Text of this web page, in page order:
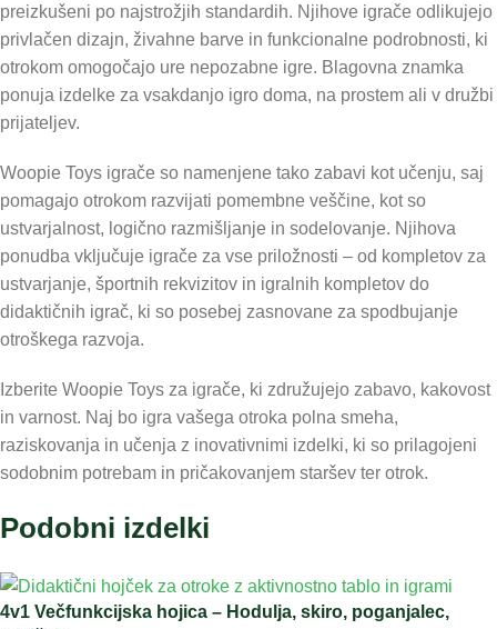
preizkušeni po najstrožjih standardih. Njihove igrače odlikujejo
privlačen dizajn, živahne barve in funkcionalne podrobnosti, ki
otrokom omogočajo ure nepozabne igre. Blagovna znamka
ponuja izdelke za vsakdanjo igro doma, na prostem ali v družbi
prijateljev.
Woopie Toys igrače so namenjene tako zabavi kot učenju, saj
pomagajo otrokom razvijati pomembne veščine, kot so
ustvarjalnost, logično razmišljanje in sodelovanje. Njihova
ponudba vključuje igrače za vse priložnosti – od kompletov za
ustvarjanje, športnih rekvizitov in igralnih kompletov do
didaktičnih igrač, ki so posebej zasnovane za spodbujanje
otroškega razvoja.
Izberite Woopie Toys za igrače, ki združujejo zabavo, kakovost
in varnost. Naj bo igra vašega otroka polna smeha,
raziskovanja in učenja z inovativnimi izdelki, ki so prilagojeni
sodobnim potrebam in pričakovanjem staršev ter otrok.
Podobni izdelki
4v1 Večfunkcijska hojica – Hodulja, skiro, poganjalec,